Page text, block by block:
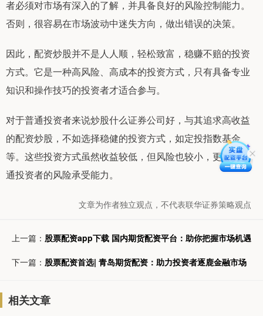
者必须对市场有深入的了解，并具备良好的风险控制能力。
否则，很容易在市场波动中迷失方向，做出错误的决策。
因此，配资炒股并不是人人顺，轻松致富，稳赚不赔的投资
方式。它是一种高风险、高成本的投资方式，只有具备专业
知识和操作技巧的投资者才适合参与。
对于普通投资者来说炒股什么证券公司好，与其追求高收益
的配资炒股，不如选择稳健的投资方式，如定投指数基金
等。这些投资方式虽然收益较低，但风险也较小，更适合普
通投资者的风险承受能力。
文章为作者独立观点，不代表联华证券策略观点
上一篇： 股票配资app下载 国内期货配资平台：助你把握市场机遇
下一篇： 股票配资首选| 青岛期货配资：助力投资者逐鹿金融市场
相关文章